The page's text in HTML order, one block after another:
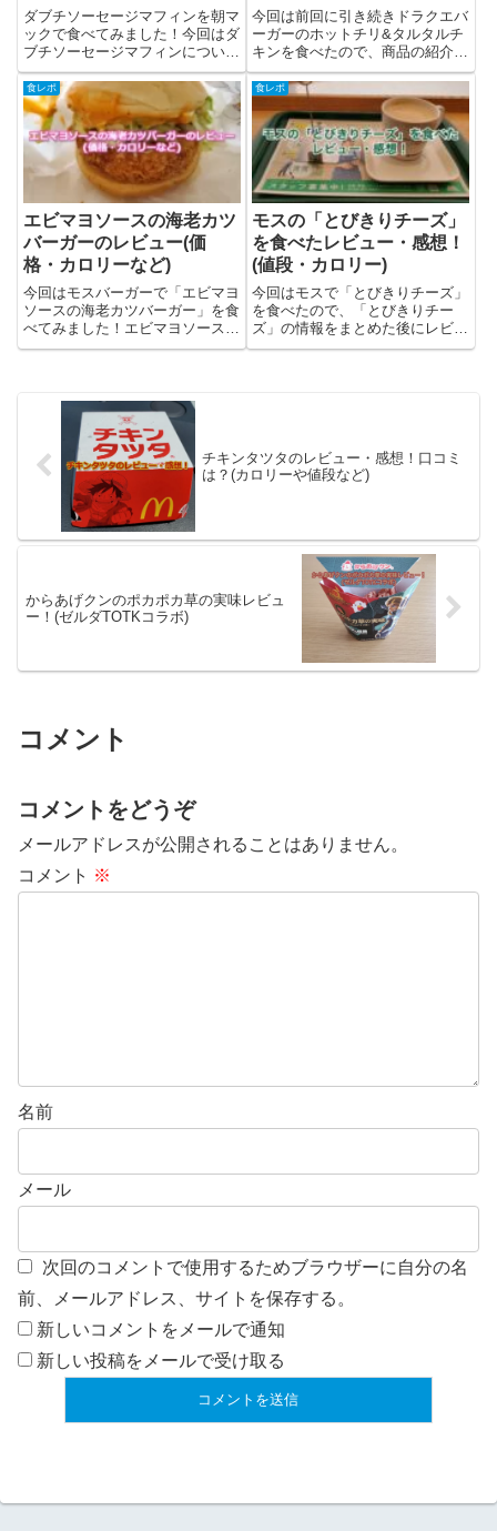
ダブチソーセージマフィンを朝マ
ックで食べてみました！今回はダ
ブチソーセージマフィンについて
と筆者の感想・レビューを書きま
した。ダブチソーセージマフィン
とは？ダブチソーセージマフィン
はマクドナルドで限定販売されて
いるハンバーガー。2024年1...
は？
今回は前回に引き続きドラクエバ
ーガーのホットチリ&タルタルチ
キンを食べたので、商品の紹介と
レビューを書いてます。ピリ辛な
味で美味しかったです。ホットチ
リ＆タルタルチキンの辛さはずっ
と食べていると、家庭で食べるカ
レーの中辛くらいかなと思いま
し...
食レポ
エビマヨソースの海老カツ
バーガーのレビュー(価
格・カロリーなど)
今回はモスバーガーで「エビマヨ
ソースの海老カツバーガー」を食
べてみました！エビマヨソースの
海老カツバーガーの情報をまとめ
き、今回もモスバーガーで買っ
て、持ち帰って食べてみまし
食レポ
モスの「とびきりチーズ」
を食べたレビュー・感想！
(値段・カロリー)
今回はモスで「とびきりチーズ」
を食べたので、「とびきりチー
ズ」の情報をまとめた後にレビュ
ーをしていきます。モスバーガー
チキンタツタのレビュー・感想！口コミ
は？(カロリーや値段など)
からあげクンのポカポカ草の実味レビュ
ー！(ゼルダTOTKコラボ)
コメント
コメントをどうぞ
メールアドレスが公開されることはありません。
コメント ※
名前
メール
次回のコメントで使用するためブラウザーに自分の名
前、メールアドレス、サイトを保存する。
新しいコメントをメールで通知
新しい投稿をメールで受け取る